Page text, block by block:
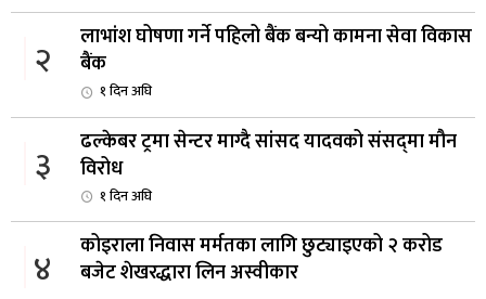
२
लाभांश घोषणा गर्ने पहिलो बैंक बन्यो कामना सेवा विकास
बैंक
१ दिन अघि
३
ढल्केबर ट्रमा सेन्टर माग्दै सांसद यादवको संसद्‌मा मौन
विरोध
१ दिन अघि
४
कोइराला निवास मर्मतका लागि छुट्याइएको २ करोड
बजेट शेखरद्धारा लिन अस्वीकार